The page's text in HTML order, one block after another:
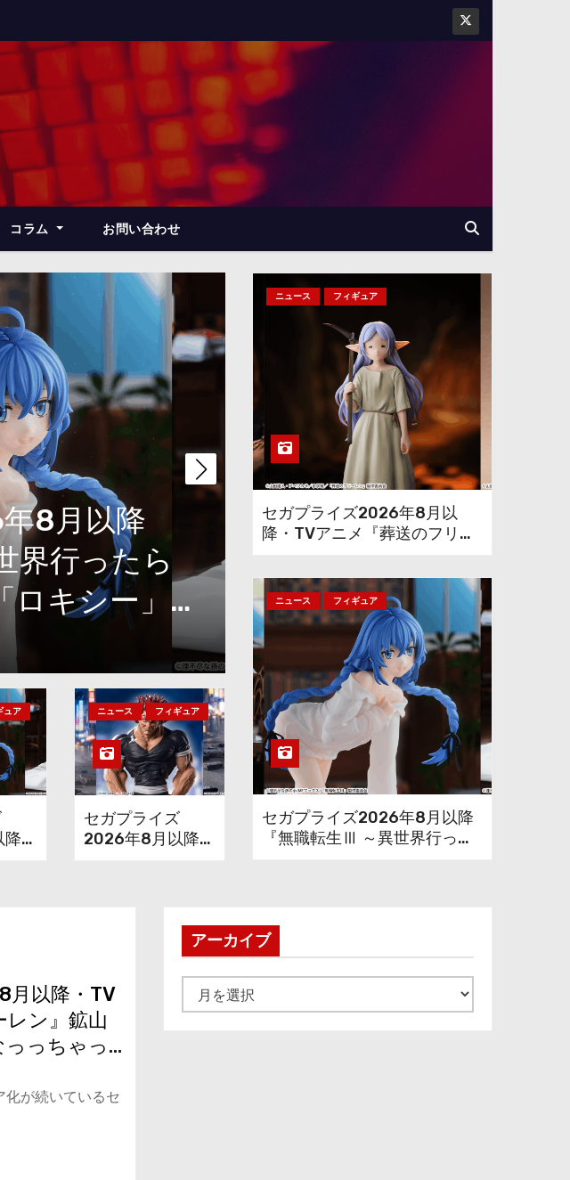
コラム お問い合わせ
8月以降・
ら「範馬勇次
ニュース フィギュア
セガプライズ2026年
味を変えて再登場！
ュア
降
ニュース フィギュア
セガプライズ
2026年8月以降・
ニュース フィギュア
セガプライズ2026年8月以
降・TVアニメ『葬送のフリー
になっっちゃった「フリーレ
ン」を立体化！
ニュース フィギュア
セガプライズ2026年8月以降
『無職転生Ⅲ ～異世界行った
月以降・TV
レン』鉱山
っちゃっ
化！
が続いているセ
アーカイブ
ー